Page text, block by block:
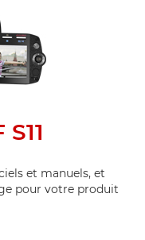
et manuels, et
pour votre produit